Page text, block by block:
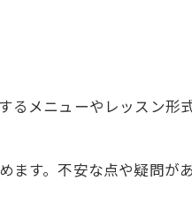
るメニューやレッスン形
ます。不安な点や疑問が